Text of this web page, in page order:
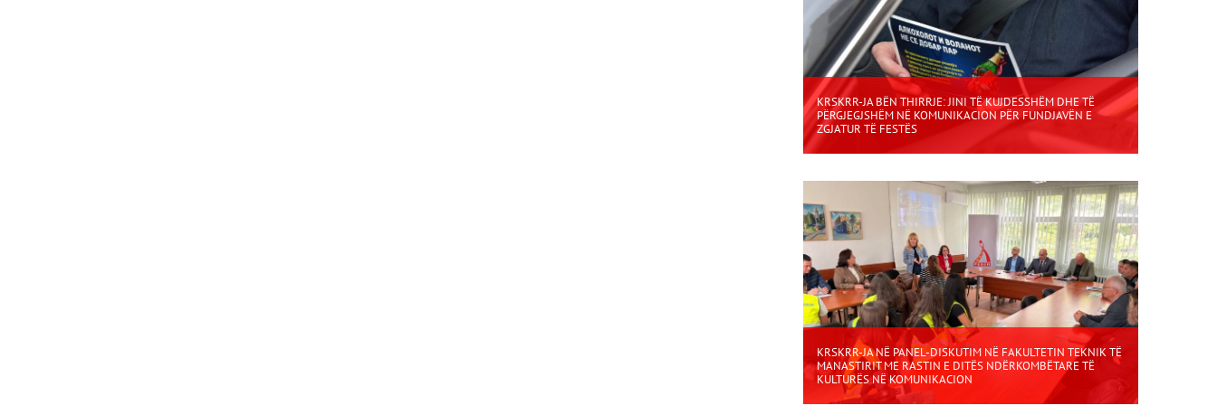
KRSKRR-JA BËN THIRRJE: JINI TË KUJDESSHËM DHE TË
PËRGJEGJSHËM NË KOMUNIKACION PËR FUNDJAVËN E
ZGJATUR TË FESTËS
KRSKRR-JA NË PANEL-DISKUTIM NË FAKULTETIN TEKNIK TË
MANASTIRIT ME RASTIN E DITËS NDËRKOMBËTARE TË
KULTURËS NË KOMUNIKACION